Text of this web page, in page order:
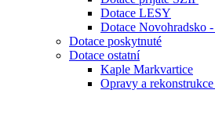
Dotace LESY
Dotace Novohradsko
Dotace poskytnuté
Dotace ostatní
Kaple Markvartice
Opravy a